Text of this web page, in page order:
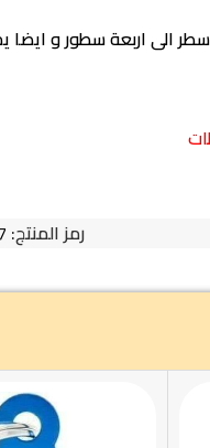
الى اربعة سطور و ايضا
رمز المنتج: